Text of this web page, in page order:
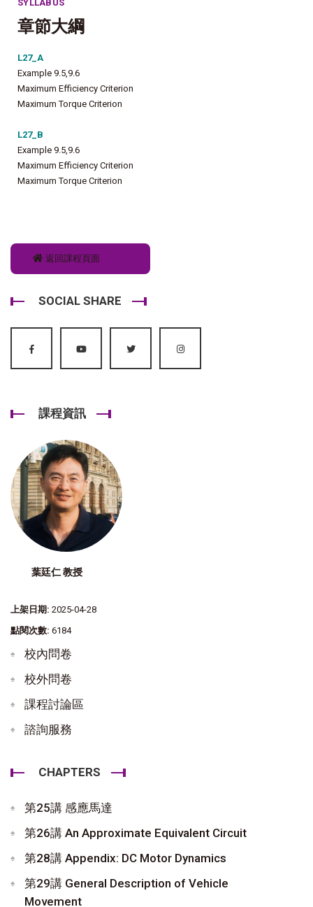
SYLLABUS
章節大綱
L27_A
Example 9.5,9.6
Maximum Efficiency Criterion
Maximum Torque Criterion
L27_B
Example 9.5,9.6
Maximum Efficiency Criterion
Maximum Torque Criterion
返回課程頁面
SOCIAL SHARE
課程資訊
葉廷仁 教授
上架日期: 2025-04-28
點閱次數: 6184
校內問卷
校外問卷
課程討論區
諮詢服務
CHAPTERS
第25講 感應馬達
第26講 An Approximate Equivalent Circuit
第28講 Appendix: DC Motor Dynamics
第29講 General Description of Vehicle
Movement